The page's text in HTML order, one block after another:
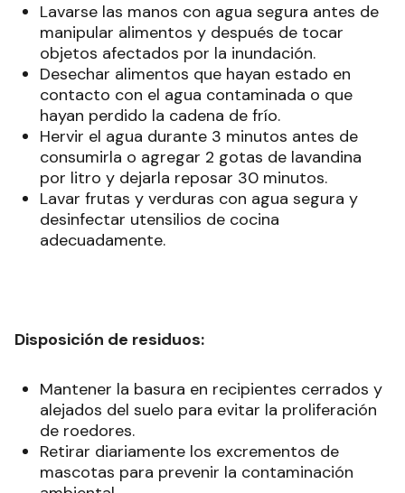
Lavarse las manos con agua segura antes de
manipular alimentos y después de tocar
objetos afectados por la inundación.
Desechar alimentos que hayan estado en
contacto con el agua contaminada o que
hayan perdido la cadena de frío.
Hervir el agua durante 3 minutos antes de
consumirla o agregar 2 gotas de lavandina
por litro y dejarla reposar 30 minutos.
Lavar frutas y verduras con agua segura y
desinfectar utensilios de cocina
adecuadamente.
Disposición de residuos:
Mantener la basura en recipientes cerrados y
alejados del suelo para evitar la proliferación
de roedores.
Retirar diariamente los excrementos de
mascotas para prevenir la contaminación